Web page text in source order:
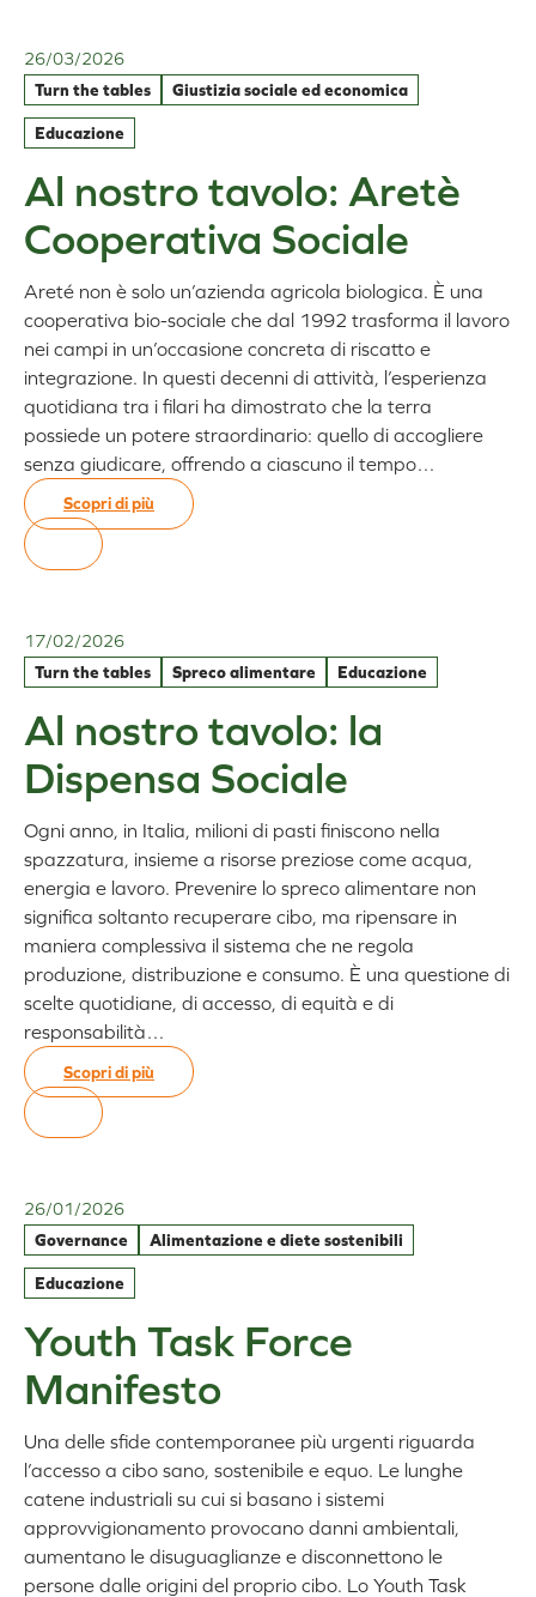
mensa
scolastica
un
progetto
grande
valore
per
il
Comune
di
26/03/2026
Turn the tables
Giustizia sociale ed economica
Educazione
Al nostro tavolo: Aretè
Cooperativa Sociale
Areté non è solo un’azienda agricola biologica. È una
cooperativa bio-sociale che dal 1992 trasforma il lavoro
nei campi in un’occasione concreta di riscatto e
integrazione. In questi decenni di attività, l’esperienza
quotidiana tra i filari ha dimostrato che la terra
possiede un potere straordinario: quello di accogliere
senza giudicare, offrendo a ciascuno il tempo…
Scopri di più
:
Aretè
Cooperativa
Sociale
17/02/2026
Turn the tables
Spreco alimentare Educazione
Al nostro tavolo: la
Dispensa Sociale
Ogni anno, in Italia, milioni di pasti finiscono nella
spazzatura, insieme a risorse preziose come acqua,
energia e lavoro. Prevenire lo spreco alimentare non
significa soltanto recuperare cibo, ma ripensare in
maniera complessiva il sistema che ne regola
produzione, distribuzione e consumo. È una questione di
scelte quotidiane, di accesso, di equità e di
responsabilità…
Scopri di più
:
la
Dispensa
Sociale
26/01/2026
Governance
Alimentazione e diete sostenibili
Educazione
Youth Task Force
Manifesto
Una delle sfide contemporanee più urgenti riguarda
l’accesso a cibo sano, sostenibile e equo. Le lunghe
catene industriali su cui si basano i sistemi
approvvigionamento provocano danni ambientali,
aumentano le disuguaglianze e disconnettono le
persone dalle origini del proprio cibo. Lo Youth Task